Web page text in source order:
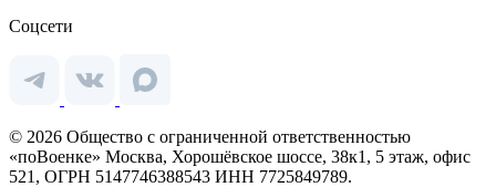
Соцсети
© 2026 Общество с ограниченной ответственностью
«поВоенке» Москва, Хорошёвское шоссе, 38к1, 5 этаж, офис
521, ОГРН 5147746388543 ИНН 7725849789.